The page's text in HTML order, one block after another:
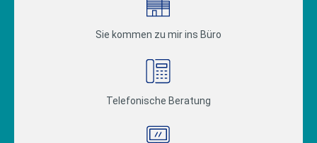
Sie kommen zu mir ins Büro
Telefonische Beratung